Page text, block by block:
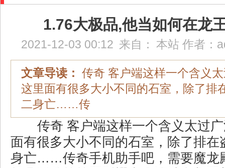
1.76大极品,他当如何在龙
2021-12-03 00:12 来自： 本站 作者：
文章导读： 传奇 客户端这样一个含义
这里面有很多大小不同的石室，除了排
二身亡……传
传奇 客户端这样一个含义太过
面有很多大小不同的石室，除了排在
身亡……传奇手机助手吧，需要魔龙